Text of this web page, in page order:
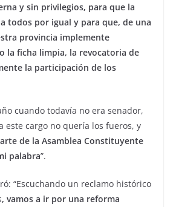
y sin privilegios, para que la
todos por igual y para que, de una
provincia implemente
la ficha limpia, la revocatoria de
la participación de los
cuando todavía no era senador,
este cargo no quería los fueros, y
de la Asamblea Constituyente
palabra”.
“Escuchando un reclamo histórico
, vamos a ir por una reforma